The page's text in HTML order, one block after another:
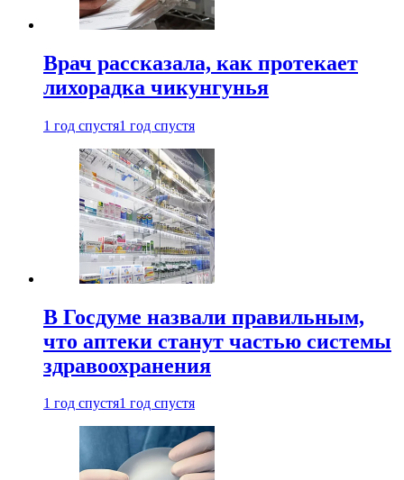
Врач рассказала, как протекает
лихорадка чикунгунья
1 год спустя1 год спустя
В Госдуме назвали правильным,
что аптеки станут частью системы
здравоохранения
1 год спустя1 год спустя